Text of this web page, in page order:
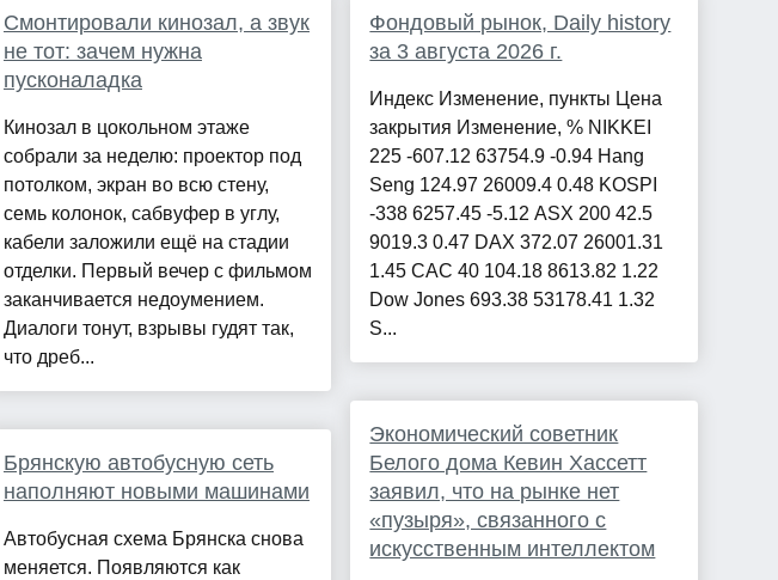
Смонтировали кинозал, а звук
не тот: зачем нужна
пусконаладка
Кинозал в цокольном этаже
собрали за неделю: проектор под
потолком, экран во всю стену,
семь колонок, сабвуфер в углу,
кабели заложили ещё на стадии
отделки. Первый вечер с фильмом
заканчивается недоумением.
Диалоги тонут, взрывы гудят так,
что дреб...
Брянскую автобусную сеть
наполняют новыми машинами
Автобусная схема Брянска снова
меняется. Появляются как
Фондовый рынок, Daily history
за 3 августа 2026 г.
Индекс Изменение, пункты Цена
закрытия Изменение, % NIKKEI
225 -607.12 63754.9 -0.94 Hang
Seng 124.97 26009.4 0.48 KOSPI
-338 6257.45 -5.12 ASX 200 42.5
9019.3 0.47 DAX 372.07 26001.31
1.45 CAC 40 104.18 8613.82 1.22
Dow Jones 693.38 53178.41 1.32
S...
Экономический советник
Белого дома Кевин Хассетт
заявил, что на рынке нет
«пузыря», связанного с
искусственным интеллектом